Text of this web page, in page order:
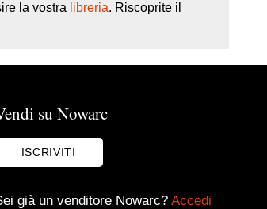
la vostra libreria. Riscoprite il
su Nowarc
ISCRIVITI
già un venditore Nowarc? Accedi